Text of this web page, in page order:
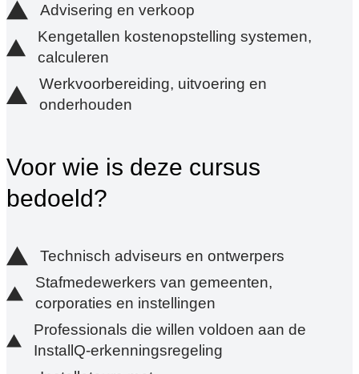
Advisering en verkoop
Kengetallen kostenopstelling systemen,
calculeren
Werkvoorbereiding, uitvoering en
onderhouden
Voor wie is deze cursus
bedoeld?
Technisch adviseurs en ontwerpers
Stafmedewerkers van gemeenten,
corporaties en instellingen
Professionals die willen voldoen aan de
InstallQ-erkenningsregeling